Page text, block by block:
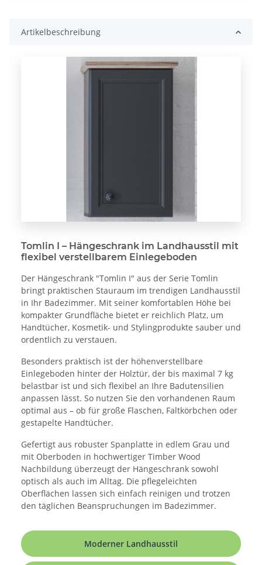
Artikelbeschreibung
Tomlin I – Hängeschrank im Landhausstil mit
flexibel verstellbarem Einlegeboden
Der Hängeschrank "Tomlin I" aus der Serie Tomlin
bringt praktischen Stauraum im trendigen Landhausstil
in Ihr Badezimmer. Mit seiner komfortablen Höhe bei
kompakter Grundfläche bietet er reichlich Platz, um
Handtücher, Kosmetik- und Stylingprodukte sauber und
ordentlich zu verstauen.
Besonders praktisch ist der höhenverstellbare
Einlegeboden hinter der Holztür, der bis maximal 7 kg
belastbar ist und sich flexibel an Ihre Badutensilien
anpassen lässt. So nutzen Sie den vorhandenen Raum
optimal aus – ob für große Flaschen, Faltkörbchen oder
gestapelte Handtücher.
Gefertigt aus robuster Spanplatte in edlem Grau und
mit Oberboden in hochwertiger Timber Wood
Nachbildung überzeugt der Hängeschrank sowohl
optisch als auch im Alltag. Die pflegeleichten
Oberflächen lassen sich einfach reinigen und trotzen
den täglichen Beanspruchungen im Badezimmer.
Moderner Landhausstil